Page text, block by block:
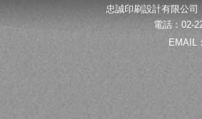
忠誠印刷設計有限公
電話：02-
EMAIL